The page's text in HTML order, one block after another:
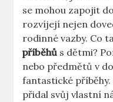
se mohou⁤ zapojit
rozvíjejí nejen⁢
rodinné vazby. Co
příběhů s dětmi?
nebo předmětů v
fantastické
přidal ⁤svůj vlastní